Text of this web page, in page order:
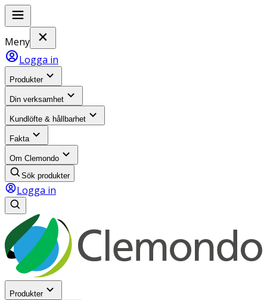
Meny
Logga in
Produkter
Din verksamhet
Kundlöfte & hållbarhet
Fakta
Om Clemondo
Sök produkter
Logga in
Produkter